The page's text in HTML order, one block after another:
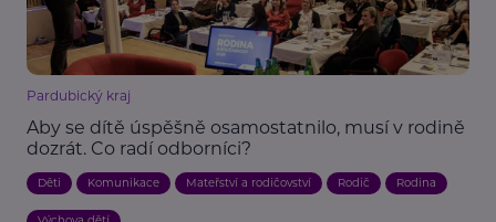
Pardubický kraj
Aby se dítě úspěšně osamostatnilo, musí v rodině
dozrát. Co radí odborníci?
Děti Komunikace Mateřství a rodičovství Rodič Rodina